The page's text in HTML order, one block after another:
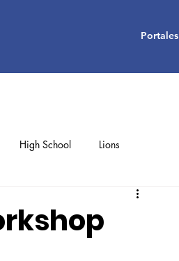
Portales
High School Lions
Student Achievements